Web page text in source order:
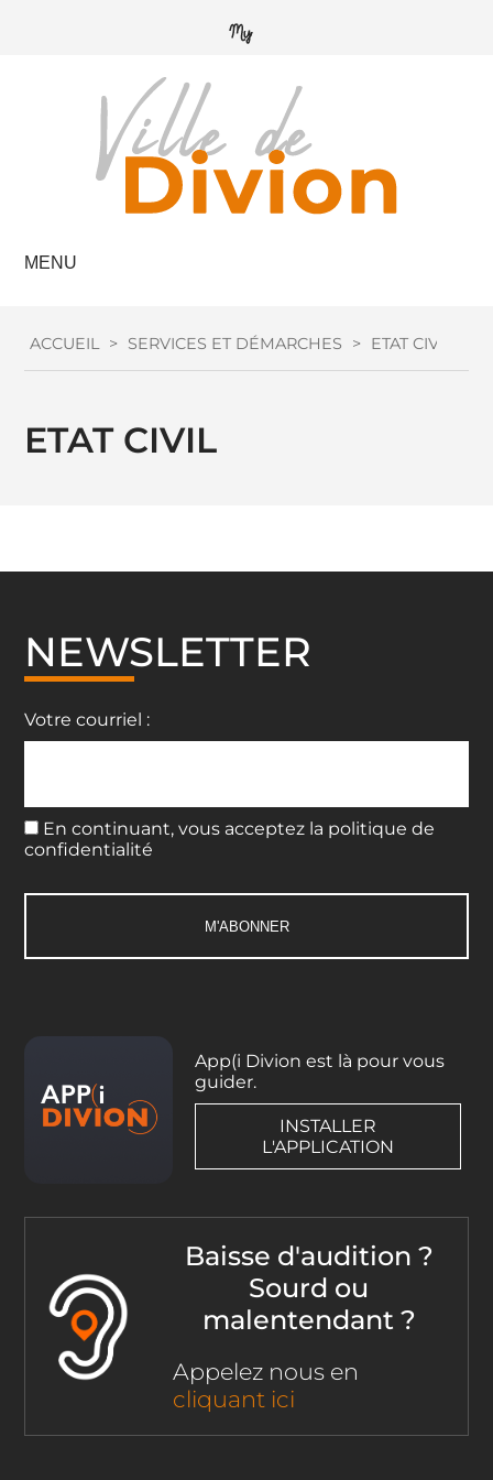
MENU
ACCUEIL > SERVICES ET DÉMARCHES > ETAT CIVIL
ETAT CIVIL
NEWSLETTER
Votre courriel :
En continuant, vous acceptez la politique de
confidentialité
App(i Divion est là pour vous
guider.
INSTALLER
L'APPLICATION
Baisse d'audition ?
Sourd ou
malentendant ?
Appelez nous en
cliquant ici